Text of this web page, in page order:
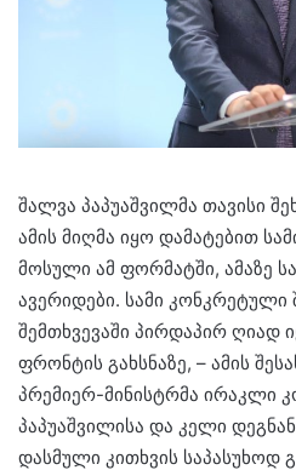
შალვა პაპუაშვილმა თავისი
ამის მიღმა იყო დამატებით
მოსული ამ ფორმატში, ამაზე
ავერიდები. სამი
შემთხვევაში პირდაპირ ღიად
ფრონტის გახსნაზე, – ამის
პრემიერ-მინისტრმა ირაკლი
პაპუაშვილისა და კელი
დასმული კითხვის საპასუხოდ